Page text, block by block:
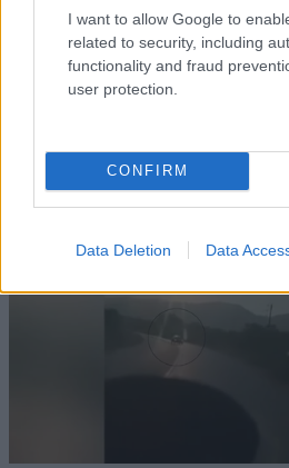
I want to allow Google to
related to security, including
functionality and fraud
user protection.
CONFIRM
Data Deletion Data